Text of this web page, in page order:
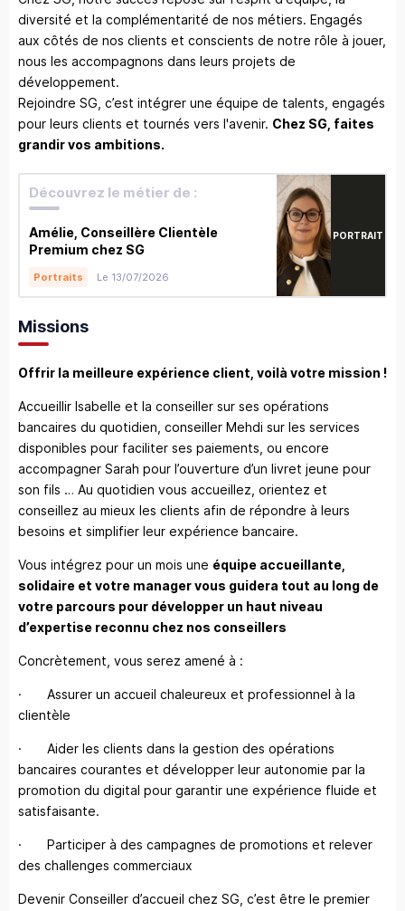
diversité et la complémentarité de nos métiers. Engagés
aux côtés de nos clients et conscients de notre rôle à jouer,
nous les accompagnons dans leurs projets de
développement.
Rejoindre SG, c’est intégrer une équipe de talents, engagés
pour leurs clients et tournés vers l'avenir. Chez SG, faites
grandir vos ambitions.
Découvrez le métier de :
Amélie, Conseillère Clientèle
Premium chez SG
Portraits Le 13/07/2026
PORTRAIT
Missions
Offrir la meilleure expérience client, voilà votre mission !
Accueillir Isabelle et la conseiller sur ses opérations
bancaires du quotidien, conseiller Mehdi sur les services
disponibles pour faciliter ses paiements, ou encore
accompagner Sarah pour l’ouverture d’un livret jeune pour
son fils … Au quotidien vous accueillez, orientez et
conseillez au mieux les clients afin de répondre à leurs
besoins et simplifier leur expérience bancaire.
Vous intégrez pour un mois une équipe accueillante,
solidaire et votre manager vous guidera tout au long de
votre parcours pour développer un haut niveau
d’expertise reconnu chez nos conseillers
Concrètement, vous serez amené à :
· Assurer un accueil chaleureux et professionnel à la
clientèle
· Aider les clients dans la gestion des opérations
bancaires courantes et développer leur autonomie par la
promotion du digital pour garantir une expérience fluide et
satisfaisante.
· Participer à des campagnes de promotions et relever
des challenges commerciaux
Devenir Conseiller d’accueil chez SG, c’est être le premier